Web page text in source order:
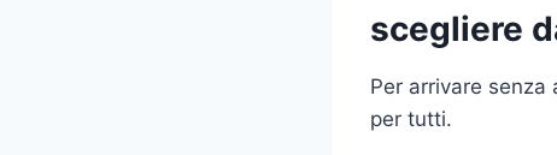
scegliere
Per arrivare senza
per tutti.